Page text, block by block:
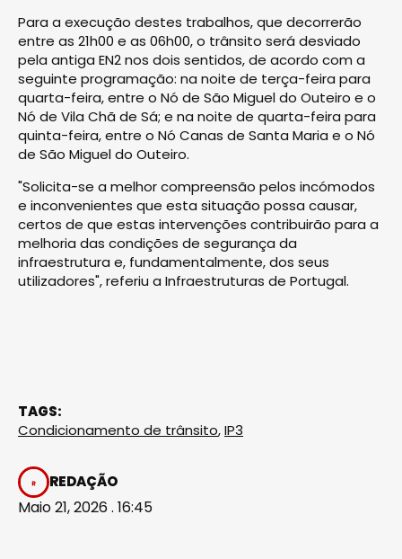
Para a execução destes trabalhos, que decorrerão
entre as 21h00 e as 06h00, o trânsito será desviado
pela antiga EN2 nos dois sentidos, de acordo com a
seguinte programação: na noite de terça-feira para
quarta-feira, entre o Nó de São Miguel do Outeiro e o
Nó de Vila Chã de Sá; e na noite de quarta-feira para
quinta-feira, entre o Nó Canas de Santa Maria e o Nó
de São Miguel do Outeiro.
"Solicita-se a melhor compreensão pelos incómodos
e inconvenientes que esta situação possa causar,
certos de que estas intervenções contribuirão para a
melhoria das condições de segurança da
infraestrutura e, fundamentalmente, dos seus
utilizadores", referiu a Infraestruturas de Portugal.
TAGS:
Condicionamento de trânsito,IP3
REDAÇÃO
Maio 21, 2026 . 16:45